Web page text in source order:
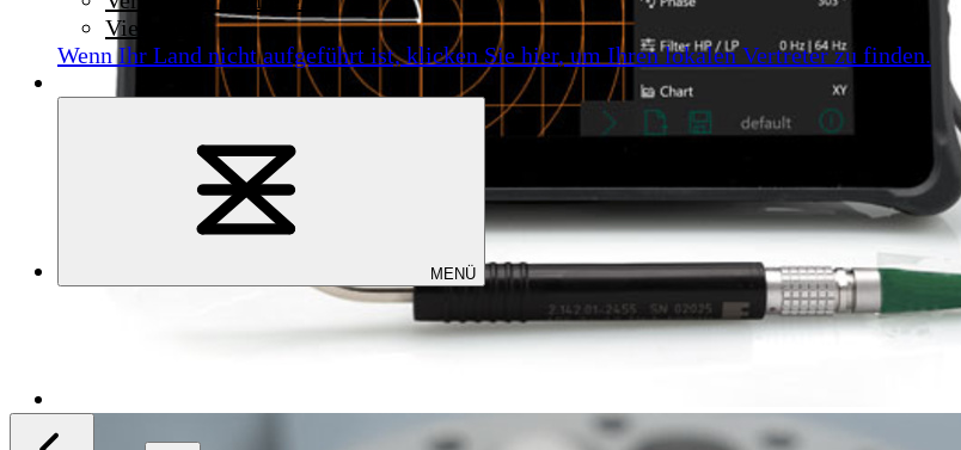
Vietnam
Wenn Ihr Land nicht aufgeführt ist,klicken Sie hier, um Ihren lokalen Vertreter zu finden.
MENÜ